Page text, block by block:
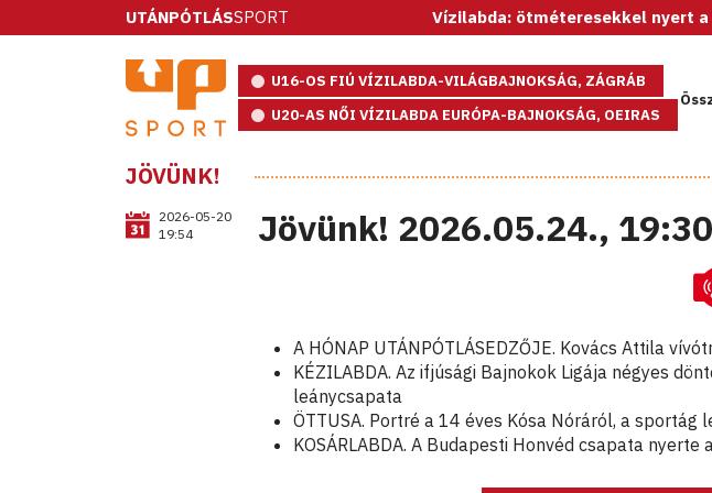
UTÁNPÓTLÁSSPORT Vízilabda: ötméteresekkel nyert a
U16-OS FIÚ VÍZILABDA-VILÁGBAJNOKSÁG, ZÁGRÁB
U20-AS NŐI VÍZILABDA EURÓPA-BAJNOKSÁG, OEIRAS
JÖVÜNK!
2026-05-20
19:54
Jövünk! 2026.05.24.,
A HÓNAP UTÁNPÓTLÁSEDZŐJE. Kovács Attila
KÉZILABDA. Az ifjúsági Bajnokok Ligája négyes
leánycsapata
ÖTTUSA. Portré a 14 éves Kósa Nóráról, a
KOSÁRLABDA. A Budapesti Honvéd csapata